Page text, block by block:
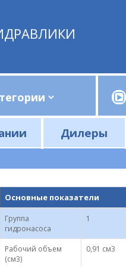
Дилеры
Основные показатели
Группа
гидронасоса
1
Рабочий объем
(см3)
0,91 см3